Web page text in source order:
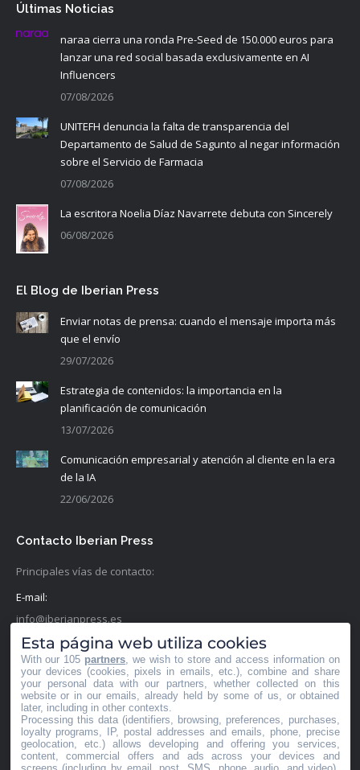
Últimas Noticias
naraa cierra una ronda Pre-Seed de 150.000 euros para
lanzar una red social basada exclusivamente en AI
Influencers
07/08/2026
UNITEFH denuncia la falta de transparencia del
Departamento de Salud de Sagunto al negar información
sobre el Servicio de Farmacia
07/08/2026
La escritora Noelia Díaz Navarrete debuta con Sincerely
06/08/2026
El Blog de Iberian Press
Enviar notas de prensa: cuando el mensaje importa más
que el envío
29/07/2026
Estrategia de contenidos: la importancia en la
planificación de comunicación
13/07/2026
Comunicación empresarial y atención al cliente en la era
de la IA
22/06/2026
Contacto Iberian Press
Principales vías de contacto:
E-mail:
info@iberianpress.es
Teléfono:
+34 911863556
Fax:
+34 911863556
Encuéntranos en:
Facebook
X YouTube
Rss
Esta página web utiliza cookies
With our 105 partners , we wish to store and access information on
your devices (cookies, pixels in emails, etc.), combine and share
your personal data with our partners, whether collected on this
website or in our emails, already held by some of us, or obtained
later, including in other contexts.
Processing this data (identifiers, browsing, preferences, purchases,
loyalty programs, IP, postal addresses and emails, phone, precise
geolocation, etc.) allows developing and offering you services,
content, commercial offers and ads across your devices and
screens (including by email, post, SMS, phone, audio, and video),